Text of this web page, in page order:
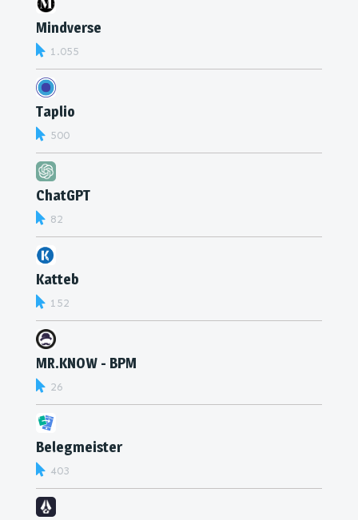
Mindverse
1.055
Taplio
500
ChatGPT
82
Katteb
152
MR.KNOW - BPM
26
Belegmeister
403